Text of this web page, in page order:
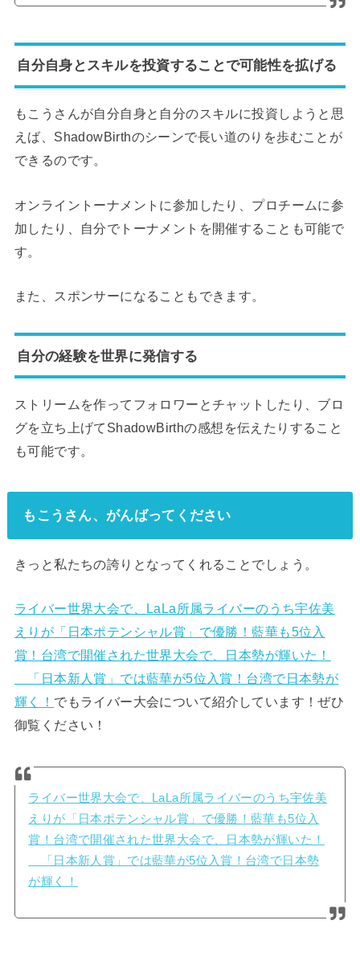
自分自身とスキルを投資することで可能性を拡げる
もこうさんが自分自身と自分のスキルに投資しようと思
えば、ShadowBirthのシーンで長い道のりを歩むことが
できるのです。
オンライントーナメントに参加したり、プロチームに参
加したり、自分でトーナメントを開催することも可能で
す。
また、スポンサーになることもできます。
自分の経験を世界に発信する
ストリームを作ってフォロワーとチャットしたり、ブロ
グを立ち上げてShadowBirthの感想を伝えたりすること
も可能です。
もこうさん、がんばってください
きっと私たちの誇りとなってくれることでしょう。
ライバー世界大会で、LaLa所属ライバーのうち宇佐美
えりが「日本ポテンシャル賞」で優勝！藍華も5位入
賞！台湾で開催された世界大会で、日本勢が輝いた！
「日本新人賞」では藍華が5位入賞！台湾で日本勢が
輝く！ でもライバー大会について紹介しています！ぜひ
御覧ください！
ライバー世界大会で、LaLa所属ライバーのうち宇佐美
えりが「日本ポテンシャル賞」で優勝！藍華も5位入
賞！台湾で開催された世界大会で、日本勢が輝いた！
「日本新人賞」では藍華が5位入賞！台湾で日本勢
が輝く！